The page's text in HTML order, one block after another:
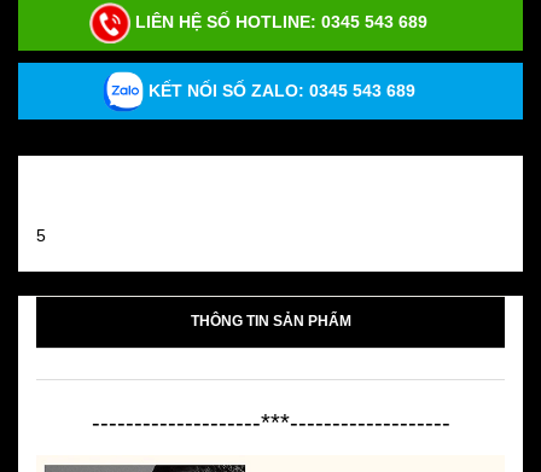
LIÊN HỆ SỐ HOTLINE: 0345 543 689
KẾT NỐI SỐ ZALO: 0345 543 689
5
THÔNG TIN SẢN PHẨM
--------------------***-------------------